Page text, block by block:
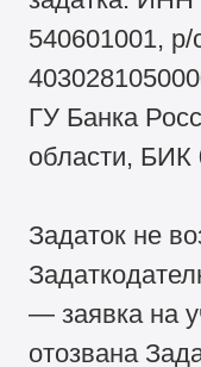
540601001, р/
ГУ Банка
области, БИК
Задаток не
— заявка на
отозвана